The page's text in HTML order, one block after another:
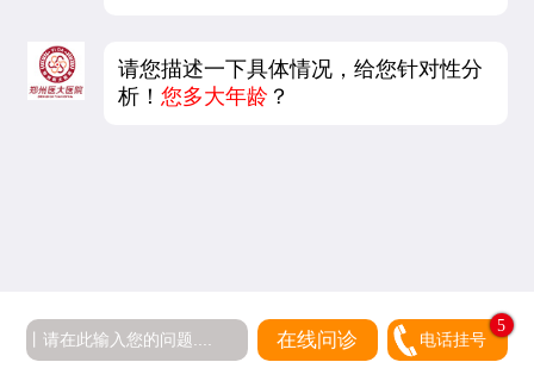
请您描述一下具体情况，给您针对性分
析！您多大年龄 ？
在线问诊 电话挂号
5